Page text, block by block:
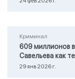
Криминал
609 миллионов
Савельева как
29 янв 2026 г.